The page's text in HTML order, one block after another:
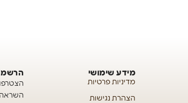
מידע שימושי
מדיניות פרטיות
הצהרת נגישות
הצטרפו
השראה